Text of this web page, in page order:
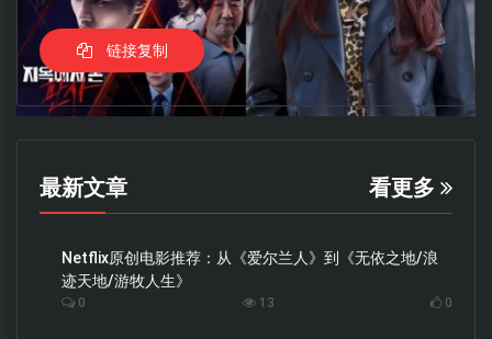
链接复制
最新文章 看更多
Netflix原创电影推荐：从《爱尔兰人》到《无依之地/浪
迹天地/游牧人生》
0 13 0